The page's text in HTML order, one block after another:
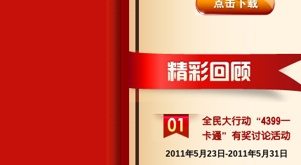
2011年5月23日-2011年5月31日